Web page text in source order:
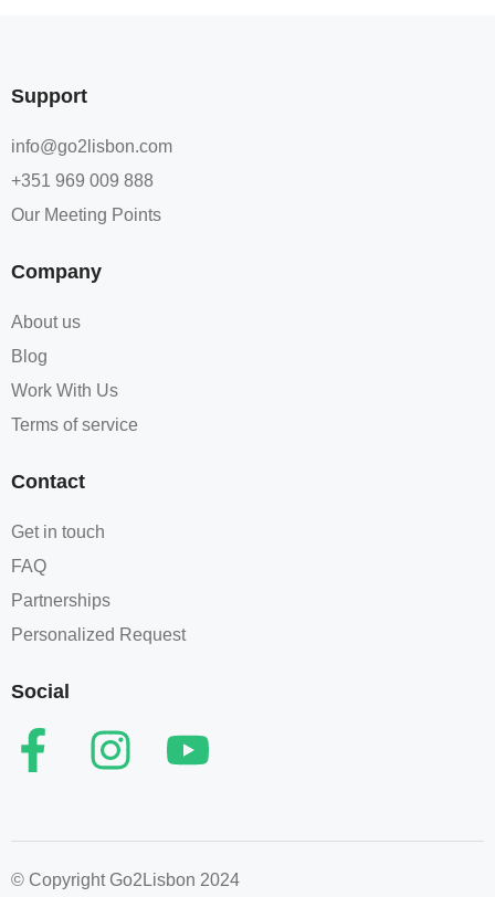
Support
info@go2lisbon.com
+351 969 009 888
Our Meeting Points
Company
About us
Blog
Work With Us
Terms of service​
Contact
Get in touch
FAQ
Partnerships
Personalized Request
Social
© Copyright Go2Lisbon 2024